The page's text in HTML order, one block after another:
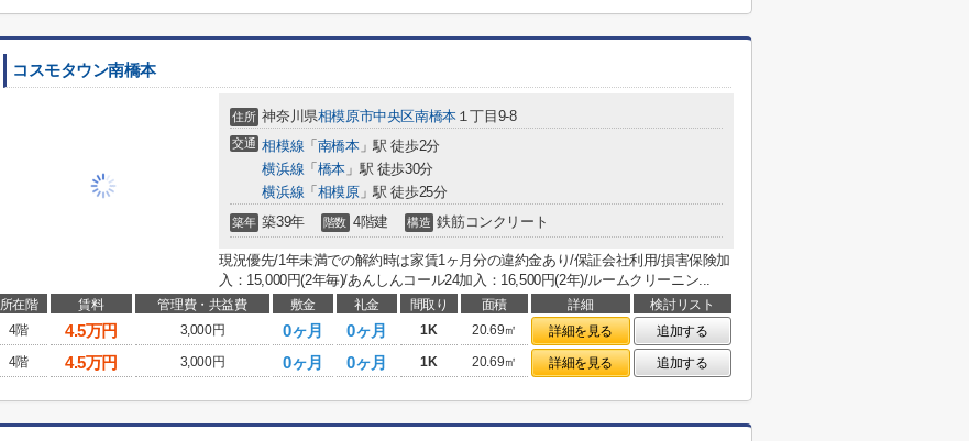
コスモタウン南橋本
住所 神奈川県相模原市中央区南橋本１丁目9-8
交通 相模線 「 南橋本」駅 徒歩2分
横浜線 「 橋本 」駅 徒歩30分
横浜線 「 相模原」駅 徒歩25分
築年 築39年 階数 4階建 構造 鉄筋コンクリート
現況優先/1年未満での解約時は家賃1ヶ月分の違約金あり/保証会社利用/損害保険加
入：15,000円(2年毎)/あんしんコール24加入：16,500円(2年)/ルームクリーニン...
所在階 賃料 管理費・共益費 敷金 礼金 間取り 面積 詳細
検討リスト
4階
4.5万円 3,000円 0ヶ月 0ヶ月 1K 20.69㎡ 詳細を見る
追加する
4階
4.5万円 3,000円 0ヶ月 0ヶ月 1K 20.69㎡ 詳細を見る 追加する